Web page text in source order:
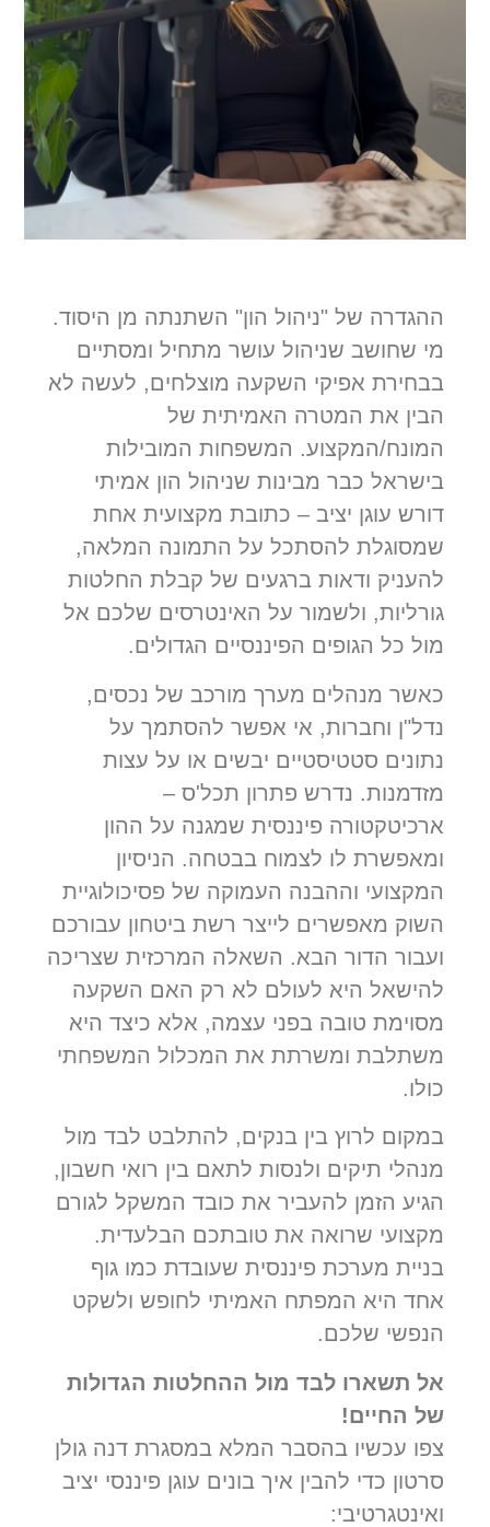
ההגדרה של "ניהול הון" השתנתה מן היסוד.
מי שחושב שניהול עושר מתחיל ומסתיים
בבחירת אפיקי השקעה מוצלחים, לעשה לא
הבין את המטרה האמיתית של
המונח/המקצוע. המשפחות המובילות
בישראל כבר מבינות שניהול הון אמיתי
דורש עוגן יציב – כתובת מקצועית אחת
שמסוגלת להסתכל על התמונה המלאה,
להעניק ודאות ברגעים של קבלת החלטות
גורליות, ולשמור על האינטרסים שלכם אל
מול כל הגופים הפיננסיים הגדולים.
כאשר מנהלים מערך מורכב של נכסים,
נדל"ן וחברות, אי אפשר להסתמך על
נתונים סטטיסטיים יבשים או על עצות
מזדמנות. נדרש פתרון תכל'ס –
ארכיטקטורה פיננסית שמגנה על ההון
ומאפשרת לו לצמוח בבטחה. הניסיון
המקצועי וההבנה העמוקה של פסיכולוגיית
השוק מאפשרים לייצר רשת ביטחון עבורכם
ועבור הדור הבא. השאלה המרכזית שצריכה
להישאל היא לעולם לא רק האם השקעה
מסוימת טובה בפני עצמה, אלא כיצד היא
משתלבת ומשרתת את המכלול המשפחתי
כולו.
במקום לרוץ בין בנקים, להתלבט לבד מול
מנהלי תיקים ולנסות לתאם בין רואי חשבון,
הגיע הזמן להעביר את כובד המשקל לגורם
מקצועי שרואה את טובתכם הבלעדית.
בניית מערכת פיננסית שעובדת כמו גוף
אחד היא המפתח האמיתי לחופש ולשקט
הנפשי שלכם.
אל תשארו לבד מול ההחלטות הגדולות
של החיים!
צפו עכשיו בהסבר המלא במסגרת דנה גולן
סרטון כדי להבין איך בונים עוגן פיננסי יציב
ואינטגרטיבי: